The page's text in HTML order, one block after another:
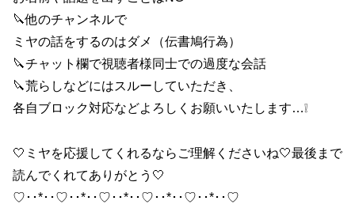
🔪他のチャンネルで
ミヤの話をするのはダメ（伝書鳩行為）
🔪チャット欄で視聴者様同士での過度な会話
🔪荒らしなどにはスルーしていただき、
各自ブロック対応などよろしくお願いいたします…❕️
🤍ミヤを応援してくれるならご理解くださいね🤍最後まで
読んでくれてありがとう🤍
♡･･*･･♡･･*･･♡･･*･･♡･･*･･♡･･*･･♡